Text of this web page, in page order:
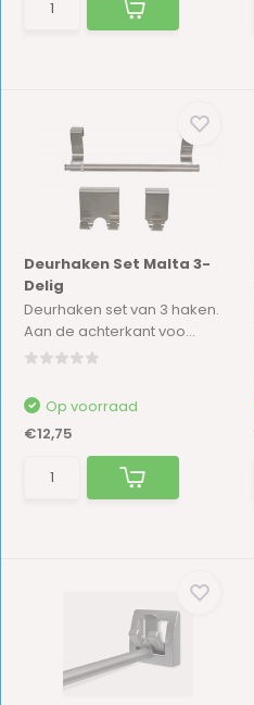
Deurhaken Set Malta 3-
Delig
Deurhaken set van 3 haken.
Aan de achterkant voo...
Op voorraad
€12,75